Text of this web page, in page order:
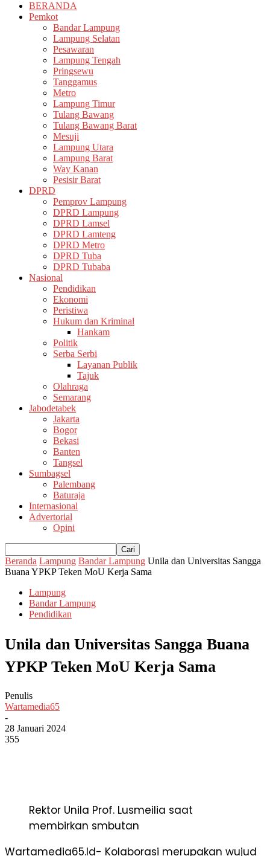
BERANDA
Pemkot
Bandar Lampung
Lampung Selatan
Pesawaran
Lampung Tengah
Pringsewu
Tanggamus
Metro
Lampung Timur
Tulang Bawang
Tulang Bawang Barat
Mesuji
Lampung Utara
Lampung Barat
Way Kanan
Pesisir Barat
DPRD
Pemprov Lampung
DPRD Lampung
DPRD Lamsel
DPRD Lamteng
DPRD Metro
DPRD Tuba
DPRD Tubaba
Nasional
Pendidikan
Ekonomi
Peristiwa
Hukum dan Kriminal
Hankam
Politik
Serba Serbi
Layanan Publik
Tajuk
Olahraga
Semarang
Jabodetabek
Jakarta
Bogor
Bekasi
Banten
Tangsel
Sumbagsel
Palembang
Baturaja
Internasional
Advertorial
Opini
Beranda Lampung Bandar Lampung Unila dan Universitas Sangga
Buana YPKP Teken MoU Kerja Sama
Lampung
Bandar Lampung
Pendidikan
Unila dan Universitas Sangga Buana
YPKP Teken MoU Kerja Sama
Penulis
Wartamedia65
-
28 Januari 2024
355
Rektor Unila Prof. Lusmeilia saat
membirkan smbutan
Wartamedia65.Id- Kolaborasi merupakan wujud